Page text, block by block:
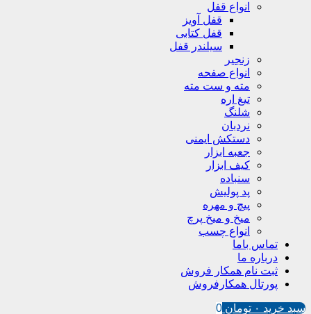
انواع قفل
قفل آویز
قفل کتابی
سیلندر قفل
زنجیر
انواع صفحه
مته و ست مته
تیغ اره
شلنگ
نردبان
دستکش ایمنی
جعبه ابزار
کیف ابزار
سنباده
پد پولیش
پیچ و مهره
میخ و میخ پرچ
انواع چسب
تماس باما
درباره ما
ثبت نام همکار فروش
پورتال همکارفروش
سبد خرید ۰ تومان 0